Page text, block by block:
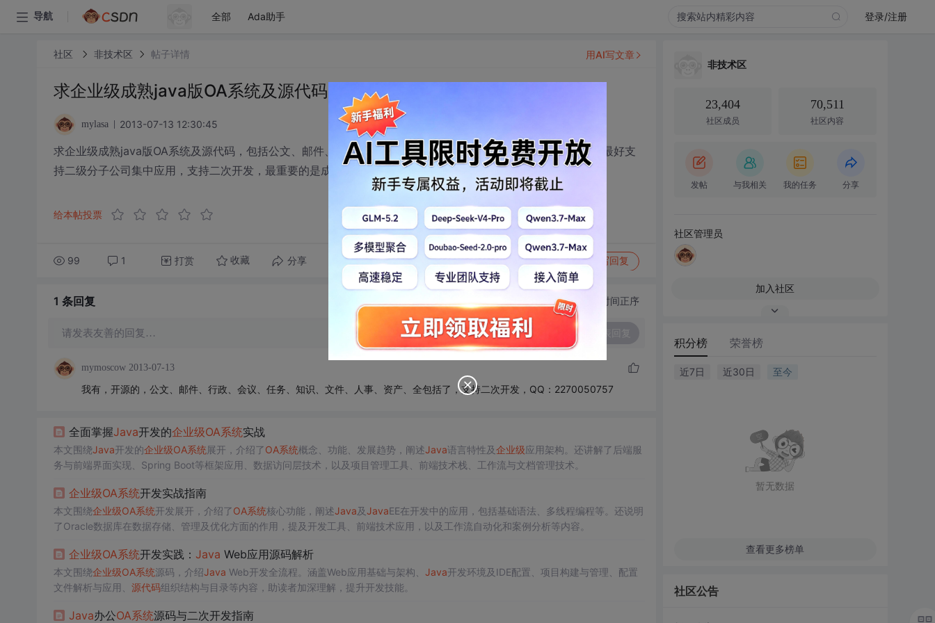
导航 全部 Ada助手 登录/注册
社区 非技术区 帖子详情
求企业级成熟java版OA系统及源代码
mylasa 2013-07-13 12:30:45
求企业级成熟java版OA系统及源代码，包括公文、邮件、会议、车辆、印章、文件、报销、人事、设备资产等，最好支
持二级分子公司集中应用，支持二次开发，最重要的是成熟稳定
给本帖投票
99 1 打赏 收藏 分享 转发到动态 举报 写回复
用AI写文章
1 条回复 切换为时间正序
请发表友善的回复…
mymoscow 2013-07-13
我有，开源的，公文、邮件、行政、会议、任务、知识、文件、人事、资产、全包括了，支持二次开发，QQ：2270050757
全面掌握Java开发的企业级OA系统实战
本文围绕Java开发的企业级OA系统展开，介绍了OA系统概念、功能、发展趋势，阐述Java语言特性及企业级应用架构。还讲解了后端服
务与前端界面实现、Spring Boot等框架应用、数据访问层技术，以及项目管理工具、前端技术栈、工作流与文档管理技术。
企业级OA系统开发实战指南
本文围绕企业级OA系统开发展开，介绍了OA系统核心功能，阐述Java及JavaEE在开发中的应用，包括基础语法、多线程编程等。还说明
了Oracle数据库在数据存储、管理及优化方面的作用，提及开发工具、前端技术应用，以及工作流自动化和案例分析等内容。
企业级OA系统开发实践： Java Web应用源码解析
本文围绕企业级OA系统源码，介绍Java Web开发全流程。涵盖Web应用基础与架构、 Java开发环境及IDE配置、项目构建与管理、配置
文件解析与应用、 源代码组织结构与目录等内容，助读者加深理解，提升开发技能。
Java办公OA系统源码与二次开发指南
非技术区
23,404
社区成员
70,511
社区内容
发帖 与我相关 我的任务 分享
社区管理员
加入社区
积分榜 荣誉榜
近7日 近30日 至今
暂无数据
查看更多榜单
社区公告